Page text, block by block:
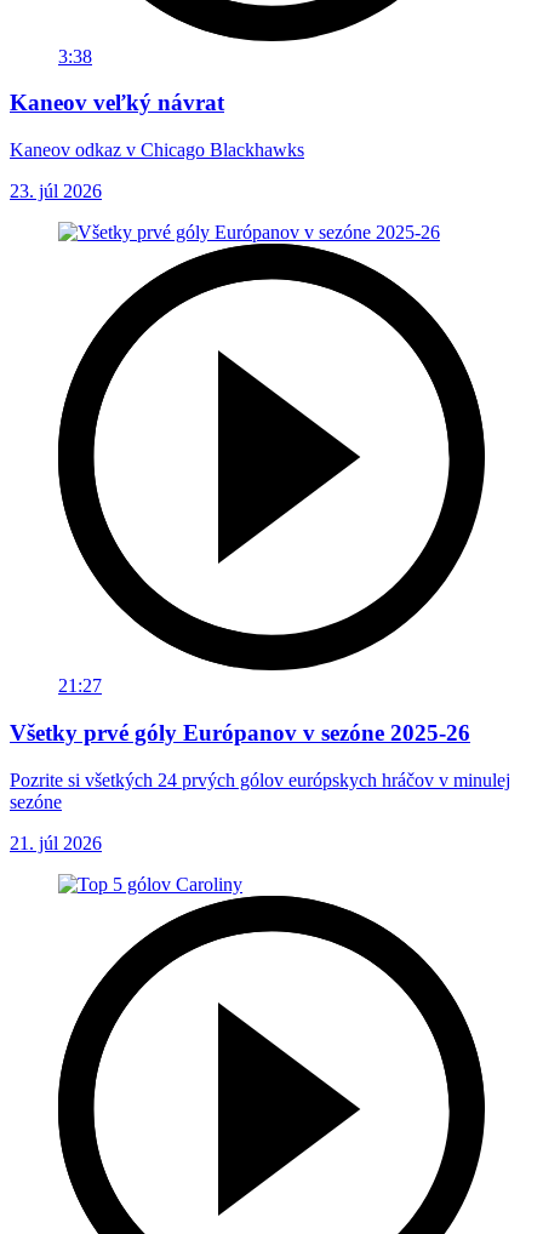
3:38
Kaneov veľký návrat
Kaneov odkaz v Chicago Blackhawks
23. júl 2026
21:27
Všetky prvé góly Európanov v sezóne 2025-26
Pozrite si všetkých 24 prvých gólov európskych hráčov v minulej
sezóne
21. júl 2026